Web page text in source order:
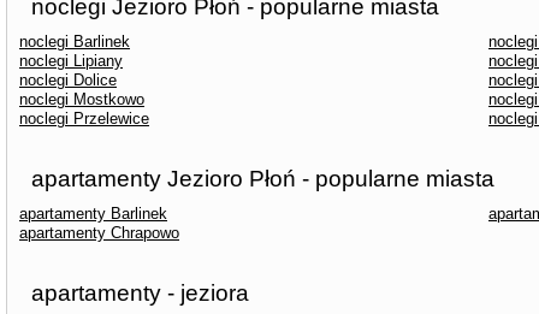
noclegi Jezioro Płoń - popularne miasta
noclegi Barlinek
noclegi Lipiany
noclegi Dolice
noclegi Mostkowo
noclegi Przelewice
apartamenty Jezioro Płoń - popularne miasta
apartamenty Barlinek
apartamenty Chrapowo
apartamenty - jeziora